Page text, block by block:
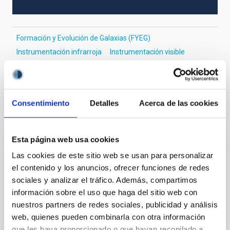
Consentimiento Detalles Acerca de las cookies
Esta página web usa cookies
Las cookies de este sitio web se usan para personalizar
el contenido y los anuncios, ofrecer funciones de redes
sociales y analizar el tráfico. Además, compartimos
información sobre el uso que haga del sitio web con
nuestros partners de redes sociales, publicidad y análisis
web, quienes pueden combinarla con otra información
Formación y Evolución de Galaxias (FYEG)
Instrumentación infrarroja
Instrumentación visible
Te puede interesar
CON ÁRBITRO
Magnetic Field Alignment with Dense
Cores in the Transition between Cloud and
Core Scales
In a magnetically dominated model of star formation,